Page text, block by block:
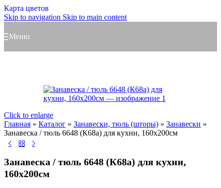
Карта цветов
Skip to navigation Skip to main content
Меню
Click to enlarge
Главная » Каталог » Занавески, тюль (шторы) » Занавески »
Занавеска / тюль 6648 (К68а) для кухни, 160х200см
Занавеска / тюль 6648 (К68а) для кухни,
160х200см